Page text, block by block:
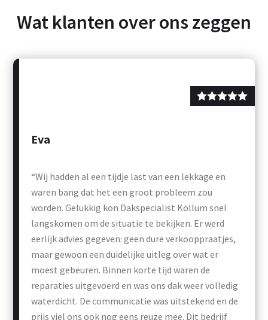
Wat klanten over ons zeggen
“Wij hadden al een tijdje last van een lekkage en
waren bang dat het een groot probleem zou
worden. Gelukkig kon Dakspecialist Kollum snel
langskomen om de situatie te bekijken. Er werd
eerlijk advies gegeven: geen dure verkooppraatjes,
maar gewoon een duidelijke uitleg over wat er
moest gebeuren. Binnen korte tijd waren de
reparaties uitgevoerd en was ons dak weer volledig
waterdicht. De communicatie was uitstekend en de
prijs viel ons ook nog eens reuze mee. Dit bedrijf
Eva